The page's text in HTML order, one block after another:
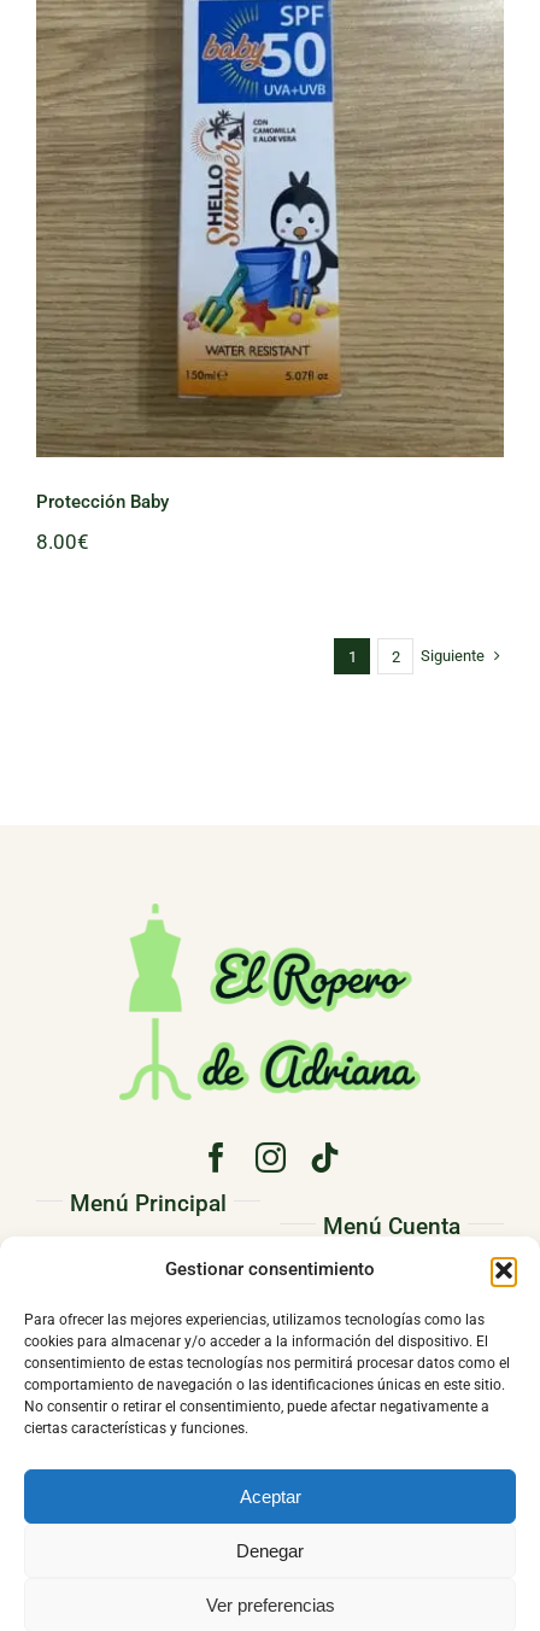
Gestionar consentimiento
Para ofrecer las mejores experiencias, utilizamos tecnologías como las
cookies para almacenar y/o acceder a la información del dispositivo. El
consentimiento de estas tecnologías nos permitirá procesar datos como el
comportamiento de navegación o las identificaciones únicas en este sitio.
No consentir o retirar el consentimiento, puede afectar negativamente a
ciertas características y funciones.
Aceptar
Denegar
Ver preferencias
Protección Baby
Protección Baby
8.00€
1 2 Siguiente
Menú Principal
TIENDA
CONTACTO
Menú Cuenta
Pedidos
Direcciones
Mi cuenta
© 2026 |El Ropero de AdrianabyDANUSOFTWARE|Política de
Política de Cookies|